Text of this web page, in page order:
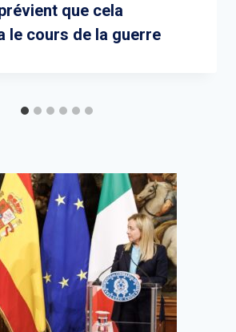
que cela
le cours de la guerre